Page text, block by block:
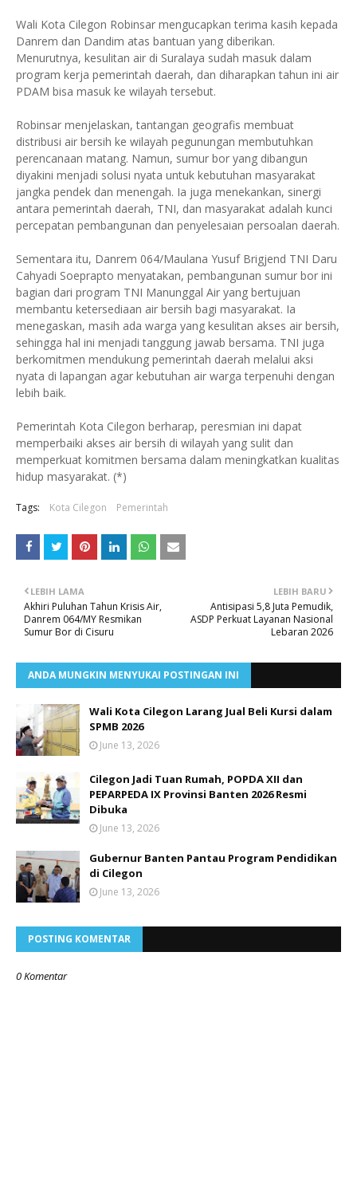
Wali Kota Cilegon Robinsar mengucapkan terima kasih kepada
Danrem dan Dandim atas bantuan yang diberikan.
Menurutnya, kesulitan air di Suralaya sudah masuk dalam
program kerja pemerintah daerah, dan diharapkan tahun ini air
PDAM bisa masuk ke wilayah tersebut.
Robinsar menjelaskan, tantangan geografis membuat
distribusi air bersih ke wilayah pegunungan membutuhkan
perencanaan matang. Namun, sumur bor yang dibangun
diyakini menjadi solusi nyata untuk kebutuhan masyarakat
jangka pendek dan menengah. Ia juga menekankan, sinergi
antara pemerintah daerah, TNI, dan masyarakat adalah kunci
percepatan pembangunan dan penyelesaian persoalan daerah.
Sementara itu, Danrem 064/Maulana Yusuf Brigjend TNI Daru
Cahyadi Soeprapto menyatakan, pembangunan sumur bor ini
bagian dari program TNI Manunggal Air yang bertujuan
membantu ketersediaan air bersih bagi masyarakat. Ia
menegaskan, masih ada warga yang kesulitan akses air bersih,
sehingga hal ini menjadi tanggung jawab bersama. TNI juga
berkomitmen mendukung pemerintah daerah melalui aksi
nyata di lapangan agar kebutuhan air warga terpenuhi dengan
lebih baik.
Pemerintah Kota Cilegon berharap, peresmian ini dapat
memperbaiki akses air bersih di wilayah yang sulit dan
memperkuat komitmen bersama dalam meningkatkan kualitas
hidup masyarakat. (*)
Tags: Kota Cilegon Pemerintah
LEBIH BARU
Antisipasi 5,8 Juta Pemudik,
ASDP Perkuat Layanan Nasional
Lebaran 2026
LEBIH LAMA
Akhiri Puluhan Tahun Krisis Air,
Danrem 064/MY Resmikan
Sumur Bor di Cisuru
ANDA MUNGKIN MENYUKAI POSTINGAN INI
Wali Kota Cilegon Larang Jual Beli Kursi dalam
SPMB 2026
June 13, 2026
Cilegon Jadi Tuan Rumah, POPDA XII dan
PEPARPEDA IX Provinsi Banten 2026 Resmi
Dibuka
June 13, 2026
Gubernur Banten Pantau Program Pendidikan
di Cilegon
June 13, 2026
POSTING KOMENTAR
0 Komentar